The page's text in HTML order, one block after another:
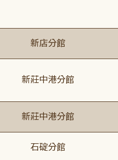
新店分館
新莊中港分館
新莊中港分館
石碇分館